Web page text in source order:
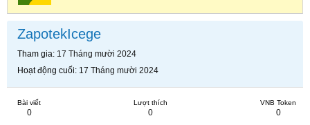
ZapotekIcege
Tham gia 17 Tháng mười 2024
Hoạt động cuối 17 Tháng mười 2024
Bài viết
0
Lượt thích
0
VNB Token
0